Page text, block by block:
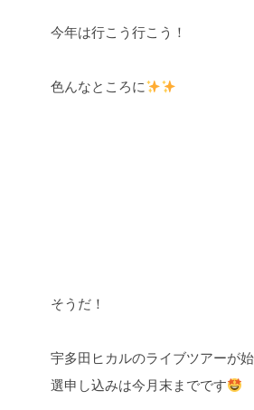
今年は行こう行こう！
色んなところに
そうだ！
宇多田ヒカルのライブツアーが
選申し込みは今月末までです